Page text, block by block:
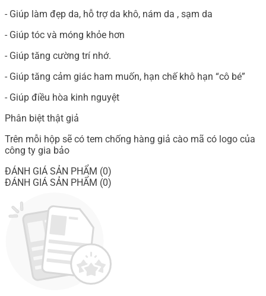
- Giúp làm đẹp da, hỗ trợ da khô, nám da , sạm da
- Giúp tóc và móng khỏe hơn
- Giúp tăng cường trí nhớ.
- Giúp tăng cảm giác ham muốn, hạn chế khô hạn “cô bé”
- Giúp điều hòa kinh nguyệt
Phân biệt thật giả
Trên mỗi hộp sẽ có tem chống hàng giả cào mã có logo của
công ty gia bảo
ĐÁNH GIÁ SẢN PHẨM (0)
ĐÁNH GIÁ SẢN PHẨM (0)